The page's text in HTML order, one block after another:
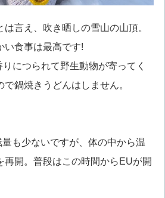
言え、吹き晒しの雪山の山頂。
い食事は最高です!
につられて野生動物が寄ってく
鍋焼きうどんはしません。
も少ないですが、体の中から温
再開。普段はこの時間からEUが開